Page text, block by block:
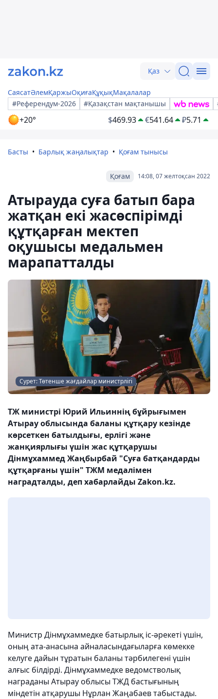
Қаз
СаясатӘлемҚаржыОқиғаҚұқықМақалалар
#Референдум-2026
#Қазақстан мақтанышы
+20° $469.93 €541.64 ₽5.71
Басты Барлық жаңалықтар Қоғам тынысы
14:08, 07 желтоқсан 2022
Қоғам
Атырауда суға батып бара
жатқан екі жасөспірімді
құтқарған мектеп
оқушысы медальмен
марапатталды
Сурет: Төтенше жағдайлар министрлігі
ТЖ министрі Юрий Ильиннің бұйрығымен
Атырау облысында баланы құтқару кезінде
көрсеткен батылдығы, ерлігі және
жанқиярлығы үшін жас құтқарушы
Дінмұхаммед Жаңбырбай "Суға батқандарды
құтқарғаны үшін" ТЖМ медалімен
наградталды, деп хабарлайды Zakon.kz.
Министр Дінмұхаммедке батырлық іс-әрекеті үшін,
оның ата-анасына айналасындағыларға көмекке
келуге дайын тұратын баланы тәрбилегені үшін
алғыс білдірді. Дінмұхаммедке ведомстволық
награданы Атырау облысы ТЖД бастығының
міндетін атқарушы Нұрлан Жаңабаев табыстады.